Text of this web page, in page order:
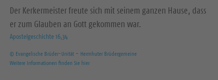
Der Kerkermeister freute sich mit seinem ganzen Hause, dass
er zum Glauben an Gott gekommen war.
Apostelgeschichte 16,34
© Evangelische Brüder-Unität – Herrnhuter Brüdergemeine
Weitere Informationen finden Sie hier